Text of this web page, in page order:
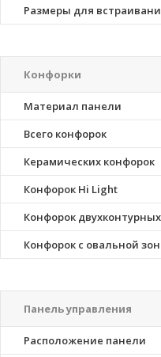
Размеры для
Конфорки
Материал панели
Всего конфорок
Керамических конфорок
Конфорок Hi Light
Конфорок двухконтурных
Конфорок с овальной
Панель управления
Расположение панели